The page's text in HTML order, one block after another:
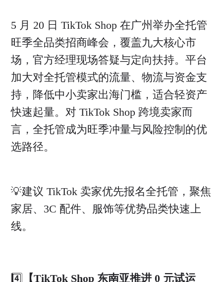
5 月 20 日 TikTok Shop 在广州举办全托管
旺季全品类招商峰会，覆盖九大核心市
场，官方经理现场答疑与定向扶持。平台
加大对全托管模式的流量、物流与资金支
持，降低中小卖家出海门槛，适合轻资产
快速起量。对 TikTok Shop 跨境卖家而
言，全托管成为旺季冲量与风险控制的优
选路径。
💡建议 TikTok 卖家优先报名全托管，聚焦
家居、3C 配件、服饰等优势品类快速上
线。
4️⃣ 【TikTok Shop 东南亚推进 0 元试运